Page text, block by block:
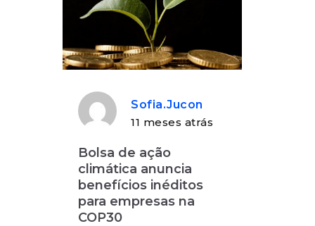
Sofia.jucon
11 meses atrás
Bolsa de ação
climática anuncia
benefícios inéditos
para empresas na
COP30